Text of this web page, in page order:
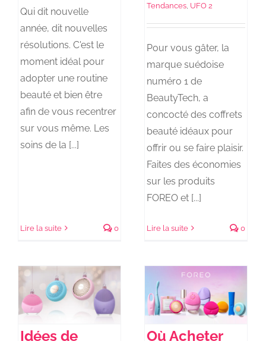
Qui dit nouvelle
année, dit nouvelles
résolutions. C'est le
moment idéal pour
adopter une routine
beauté et bien être
afin de vous recentrer
sur vous même. Les
soins de la [...]
Lire la suite 0
Tendances UFO 2
Pour vous gâter, la
marque suédoise
numéro 1 de
BeautyTech, a
concocté des coffrets
beauté idéaux pour
offrir ou se faire plaisir.
Faites des économies
sur les produits
FOREO et [...]
Lire la suite 0
Idées de
Où Acheter